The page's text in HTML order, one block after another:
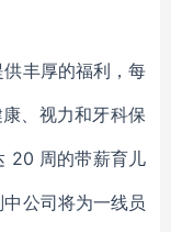
丰厚的福利，每
、视力和牙科保
20 周的带薪育儿
公司将为一线员